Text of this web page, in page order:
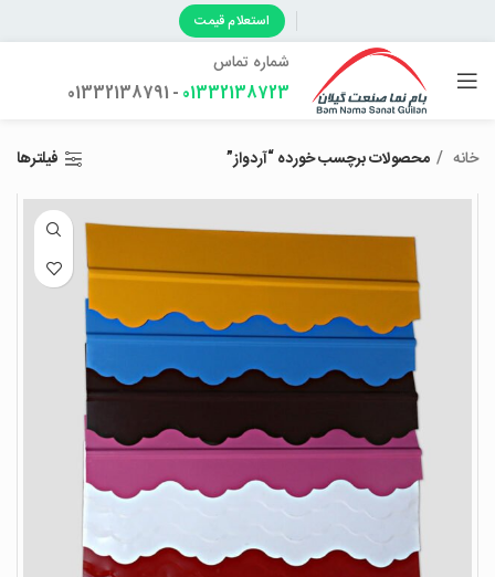
استعلام قیمت
شماره تماس
01332138723
- 01332138791
خانه محصولات برچسب خورده “آردواز” فیلترها